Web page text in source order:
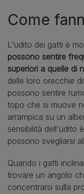
Come
L'udito dei gatti è
possono sentire
superiori a quelle di
delle loro orecchie
possono sentire
topo che si muove
arrampica su un
sensibilità dell'udito
possono svegliarsi
Quando i gatti
trovare un angolo
concentrarsi sulla